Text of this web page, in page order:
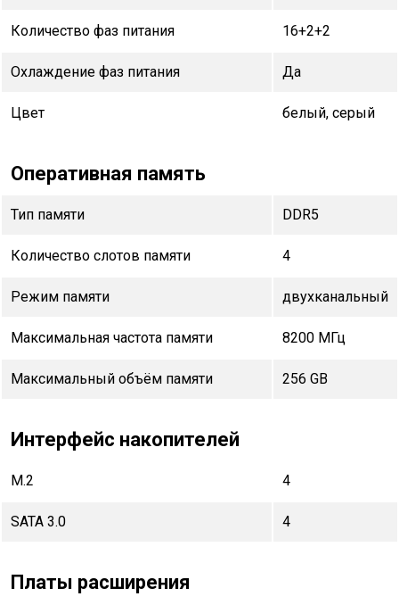
Количество фаз питания 16+2+2
Охлаждение фаз питания Да
Цвет белый, серый
Оперативная память
Тип памяти DDR5
Количество слотов памяти 4
Режим памяти двухканальный
Максимальная частота памяти 8200 МГц
Максимальный объём памяти 256 GB
Интерфейс накопителей
M.2 4
SATA 3.0 4
Платы расширения